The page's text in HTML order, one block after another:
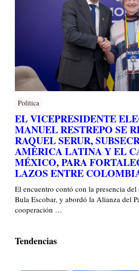
Politica
EL VICEPRESIDENTE
MANUEL RESTREPO SE
RAQUEL SERUR,
AMÉRICA LATINA Y EL
MÉXICO, PARA
LAZOS ENTRE
El encuentro contó con la presencia
Bula Escobar, y abordó la Alianza del
cooperación …
Tendencias